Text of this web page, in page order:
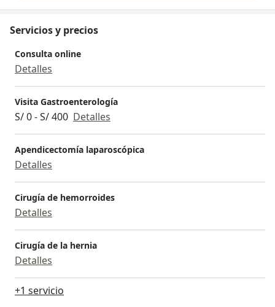
Servicios y precios
Consulta online
Detalles
Visita Gastroenterología
S/ 0 - S/ 400 Detalles
Apendicectomía laparoscópica
Detalles
Cirugía de hemorroides
Detalles
Cirugía de la hernia
Detalles
+1 servicio